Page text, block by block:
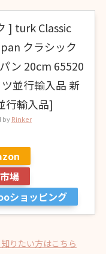
] turk Classic
クラシック
ン 20cm 65520
並行輸入品 新
行輸入品]
by Rinker
場
ショッピング
りたい方はこちら